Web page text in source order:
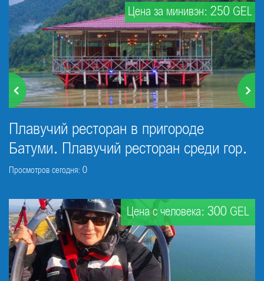
Цена за минивэн: 250 GEL
Плавучий ресторан в пригороде
Батуми. Плавучий ресторан среди гор.
Просмотров сегодня: 0
Цена с человека: 300 GEL